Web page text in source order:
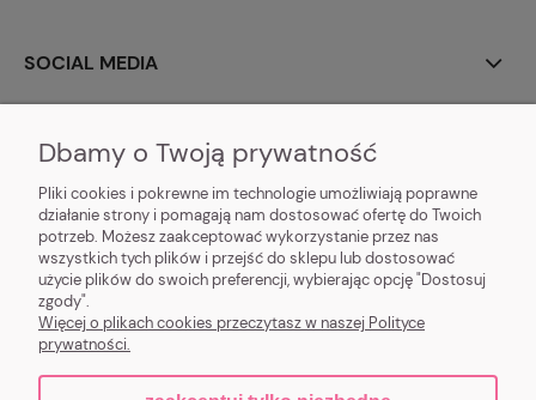
SOCIAL MEDIA
DOSTAWA I PŁATNOŚĆ
POMOC I INFORMACJE
Dbamy o Twoją prywatność
Pliki cookies i pokrewne im technologie umożliwiają poprawne
działanie strony i pomagają nam dostosować ofertę do Twoich
potrzeb. Możesz zaakceptować wykorzystanie przez nas
wszystkich tych plików i przejść do sklepu lub dostosować
użycie plików do swoich preferencji, wybierając opcję "Dostosuj
zgody".
Więcej o plikach cookies przeczytasz w naszej Polityce
prywatności.